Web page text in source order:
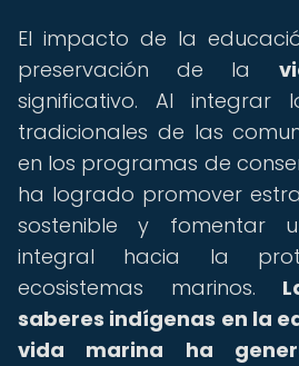
El impacto de la
preservación de la
significativo. Al integrar
tradicionales de las
en los programas de
ha logrado promover
sostenible y fomentar
integral hacia la
ecosistemas marinos.
saberes indígenas en la
vida marina ha